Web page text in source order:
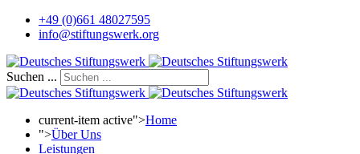
+49 (0)661 48027595
info@stiftungswerk.org
Suchen ...
current-item active">Home
">Über Uns
Leistungen